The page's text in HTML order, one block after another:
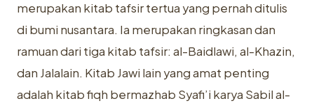
merupakan kitab tafsir tertua yang pernah ditulis
di bumi nusantara. Ia merupakan ringkasan dan
ramuan dari tiga kitab tafsir: al-Baidlawi, al-Khazin,
dan Jalalain. Kitab Jawi lain yang amat penting
adalah kitab fiqh bermazhab Syafi’i karya Sabil al-